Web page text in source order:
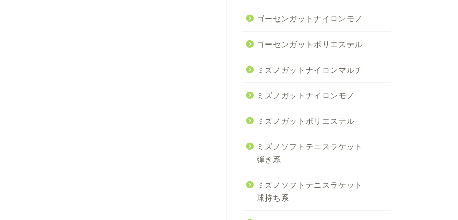
ゴーセンガットナイロンモノ
ゴーセンガットポリエステル
ミズノガットナイロンマルチ
ミズノガットナイロンモノ
ミズノガットポリエステル
ミズノソフトテニスラケット
弾き系
ミズノソフトテニスラケット
球持ち系